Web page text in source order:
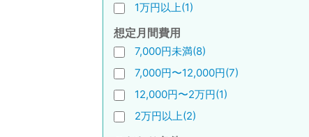
1万円以上(1)
想定月間費用
7,000円未満(8)
7,000円〜12,000円(7)
12,000円〜2万円(1)
2万円以上(2)